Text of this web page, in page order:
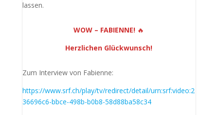
lassen.
WOW – FABIENNE! 🔥
Herzlichen Glückwunsch!
Zum Interview von Fabienne:
https://www.srf.ch/play/tv/redirect/detail/urn:srf:video:2
36696c6-bbce-498b-b0b8-58d88ba58c34